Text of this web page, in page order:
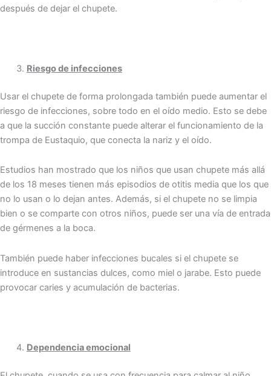
después de dejar el chupete.
Riesgo de infecciones
Usar el chupete de forma prolongada también puede aumentar el
riesgo de infecciones, sobre todo en el oído medio. Esto se debe
a que la succión constante puede alterar el funcionamiento de la
trompa de Eustaquio, que conecta la nariz y el oído.
Estudios han mostrado que los niños que usan chupete más allá
de los 18 meses tienen más episodios de otitis media que los que
no lo usan o lo dejan antes. Además, si el chupete no se limpia
bien o se comparte con otros niños, puede ser una vía de entrada
de gérmenes a la boca.
También puede haber infecciones bucales si el chupete se
introduce en sustancias dulces, como miel o jarabe. Esto puede
provocar caries y acumulación de bacterias.
Dependencia emocional